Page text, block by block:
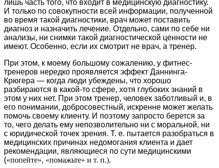
лишь часть того, что входит в медицинскую диагностику.
И только по совокупности всей информации, полученной
во время такой диагностики, врач может поставить
диагноз и назначить лечение. Отдельно, сами по себе ни
анализы, ни снимки такой диагностической ценности не
имеют. Особенно, если их смотрит не врач, а тренер.
При этом, к моему большому сожалению, у фитнес-
тренеров нередко проявляется эффект Даннинга-
Крюгера — когда люди убеждены, что хорошо
разбираются в какой-то сфере, хотя глубоких знаний в
этом у них нет. При этом тренер, человек заботливый и, в
его понимании, добросовестный, искренне может желать
помочь своему клиенту. И поэтому запросто берется за
то, чего делать ему непозволительно ни с моральной, ни
с юридической точек зрения. Т. е. пытается разобраться в
медицинских причинах недомогания клиента и дает
рекомендации, являющиеся по сути медицинскими
(«попейте», «помажьте» и т. п.).